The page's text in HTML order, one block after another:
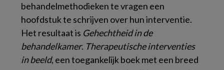
behandelmethodieken te vragen een
hoofdstuk te schrijven over hun interventie.
Het resultaat is Gehechtheid in de
behandelkamer. Therapeutische interventies
in beeld, een toegankelijk boek met een breed